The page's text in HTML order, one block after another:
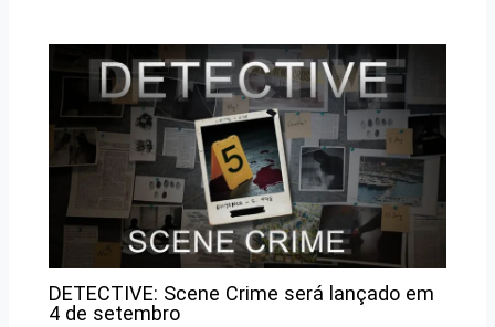
DETECTIVE: Scene Crime será lançado em
4 de setembro